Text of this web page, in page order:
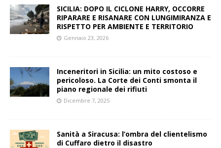
SICILIA: DOPO IL CICLONE HARRY, OCCORRE
RIPARARE E RISANARE CON LUNGIMIRANZA E
RISPETTO PER AMBIENTE E TERRITORIO
Gennaio 23, 2026
Inceneritori in Sicilia: un mito costoso e
pericoloso. La Corte dei Conti smonta il
piano regionale dei rifiuti
Dicembre 7, 2025
Sanità a Siracusa: l’ombra del clientelismo
di Cuffaro dietro il disastro